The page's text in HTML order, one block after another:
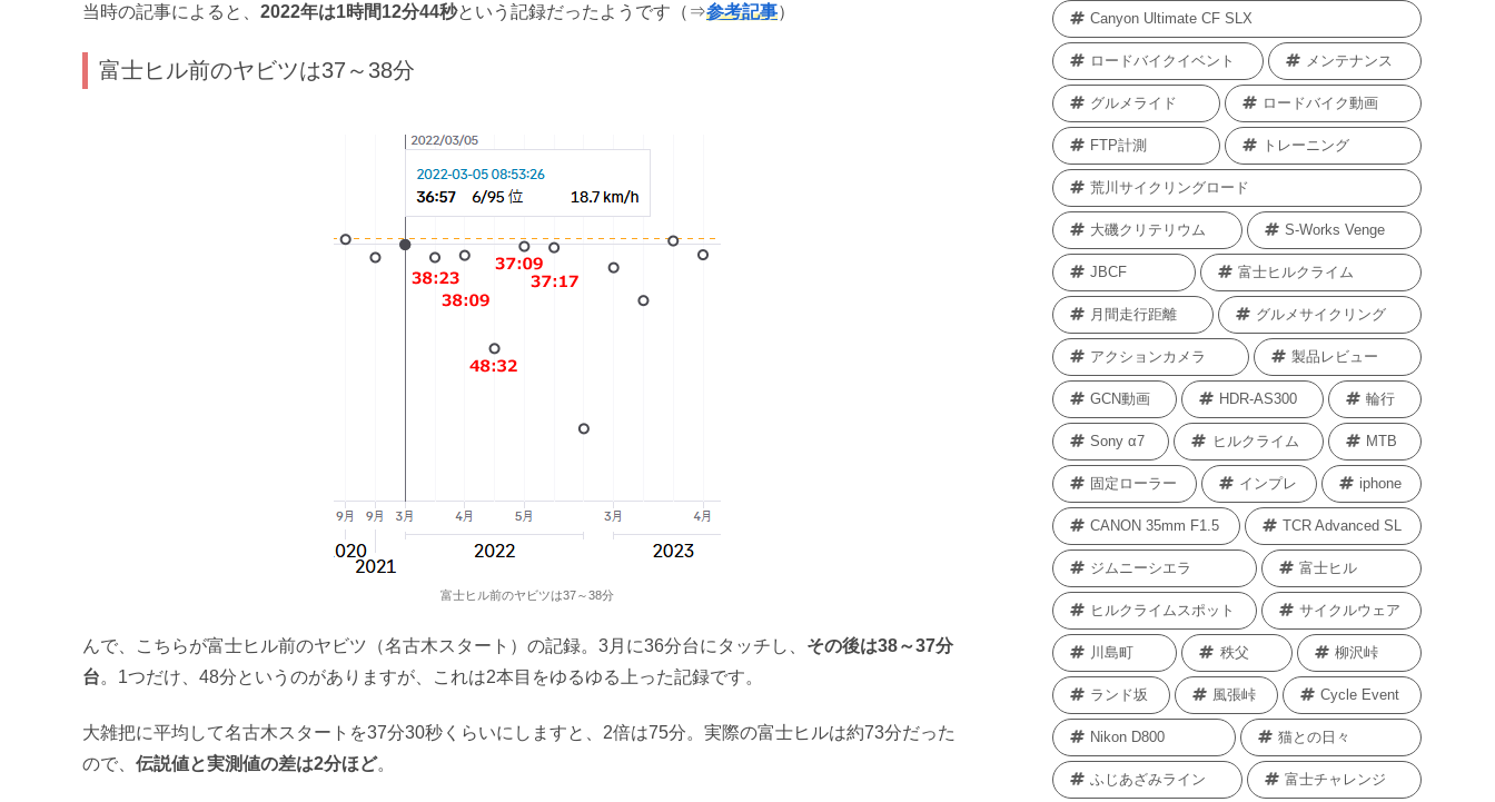
当時の記事によると、 2022年は1時間12分44秒という記録だったようです（⇒参考記事）
富士ヒル前のヤビツは37～38分
富士ヒル前のヤビツは37～38分
んで、こちらが富士ヒル前のヤビツ（名古木スタート）の記録。3月に36分台にタッチし、 その後は38～37分
台。1つだけ、48分というのがありますが、これは2本目をゆるゆる上った記録です。
大雑把に平均して名古木スタートを37分30秒くらいにしますと、2倍は75分。実際の富士ヒルは約73分だった
ので、 伝説値と実測値の差は2分ほど。
Canyon Ultimate CF SLX
ロードバイクイベント メンテナンス
グルメライド ロードバイク動画
FTP計測 トレーニング
荒川サイクリングロード
大磯クリテリウム S-Works Venge
JBCF 富士ヒルクライム
月間走行距離 グルメサイクリング
アクションカメラ 製品レビュー
GCN動画 HDR-AS300 輪行
Sony α7 ヒルクライム MTB
固定ローラー インプレ iphone
CANON 35mm F1.5 TCR Advanced SL
ジムニーシエラ 富士ヒル
ヒルクライムスポット サイクルウェア
川島町 秩父 柳沢峠
ランド坂 風張峠 Cycle Event
Nikon D800 猫との日々
ふじあざみライン 富士チャレンジ